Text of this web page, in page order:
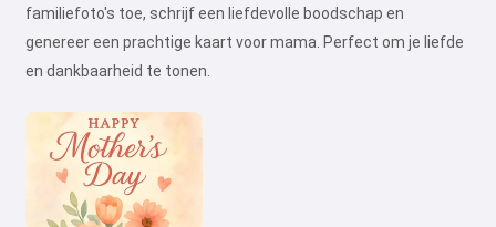
familiefoto's toe, schrijf een liefdevolle boodschap en
genereer een prachtige kaart voor mama. Perfect om je liefde
en dankbaarheid te tonen.